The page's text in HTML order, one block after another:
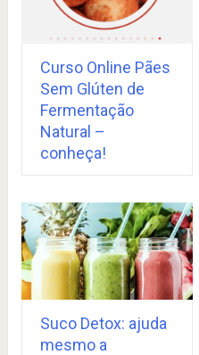
Curso Online Pães
Sem Glúten de
Fermentação
Natural –
conheça!
Suco Detox: ajuda
mesmo a